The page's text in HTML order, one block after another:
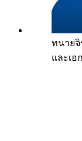
ทนาย
และเอ